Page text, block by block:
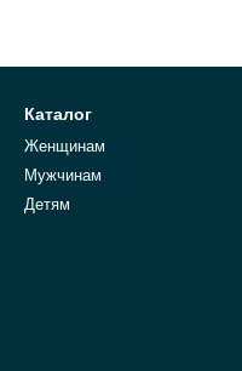
Каталог
Женщинам
Мужчинам
Детям